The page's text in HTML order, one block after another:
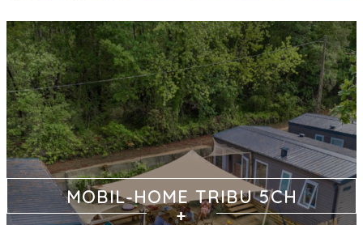
MOBIL-HOME TRIBU 5CH